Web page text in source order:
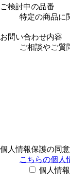
ご検討中の品番
特定の商品に
お問い合わせ内容
ご相談やご質
個人情報保護の同意
こちらの個人
個人情